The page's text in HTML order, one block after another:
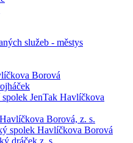
služeb - městys
Borová
JenTak Havlíčkova
Borová, z. s.
spolek Havlíčkova Borová
dráček z. s.